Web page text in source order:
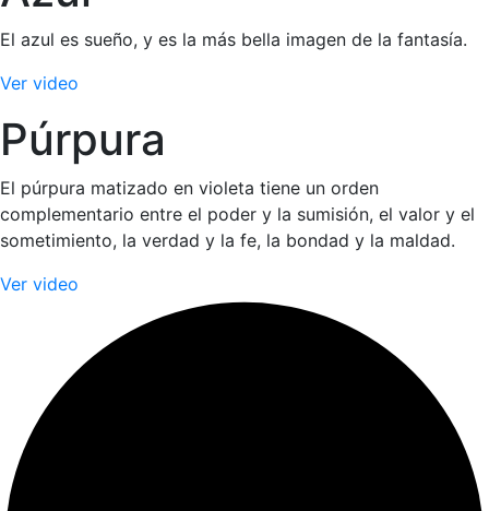
El azul es sueño, y es la más bella imagen de la fantasía.
Ver video
Púrpura
El púrpura matizado en violeta tiene un orden
complementario entre el poder y la sumisión, el valor y el
sometimiento, la verdad y la fe, la bondad y la maldad.
Ver video